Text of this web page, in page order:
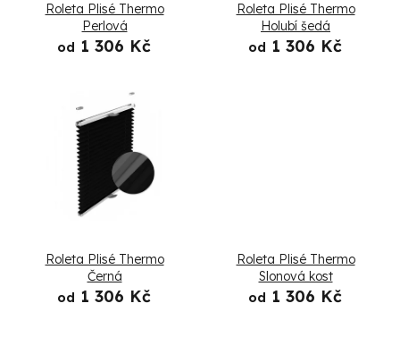
Roleta Plisé Thermo
Perlová
od 1 306 Kč
Roleta Plisé Thermo
Holubí šedá
od 1 306 Kč
Roleta Plisé Thermo
Černá
od 1 306 Kč
Roleta Plisé Thermo
Slonová kost
od 1 306 Kč